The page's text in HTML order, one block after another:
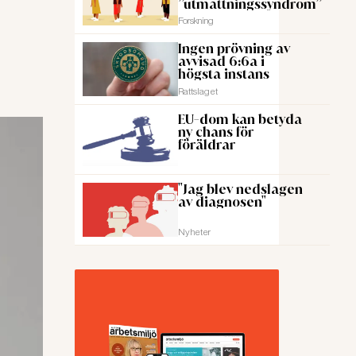
”utmattningssyndrom”
Forskning
Ingen prövning av
avvisad 6:6a i
högsta instans
Rattslaget
EU-dom kan betyda
ny chans för
föräldrar
"Jag blev nedslagen
av diagnosen"
Nyheter